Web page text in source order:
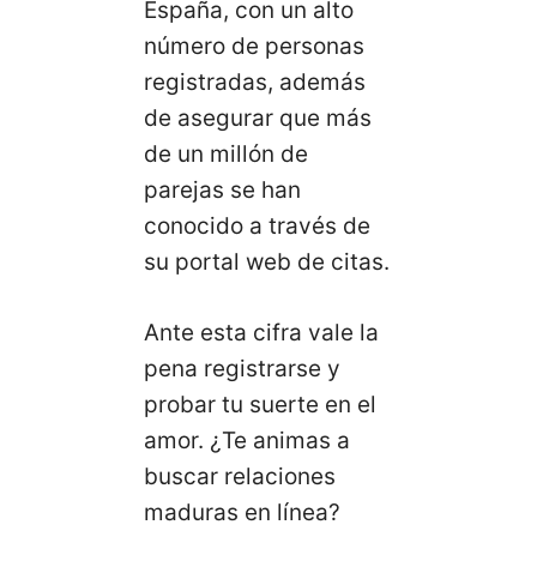
España, con un alto
número de personas
registradas, además
de asegurar que más
de un millón de
parejas se han
conocido a través de
su portal web de citas.
Ante esta cifra vale la
pena registrarse y
probar tu suerte en el
amor. ¿Te animas a
buscar relaciones
maduras en línea?